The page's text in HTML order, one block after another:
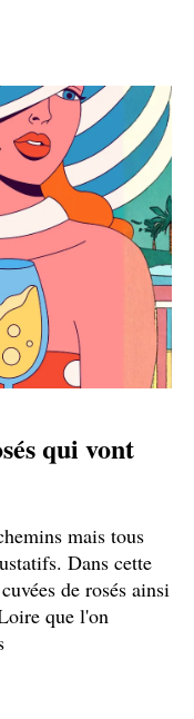
qui vont
mais tous
Dans cette
de rosés ainsi
que l'on